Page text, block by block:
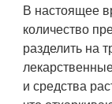
В настоящее
количество
разделить на
и средства